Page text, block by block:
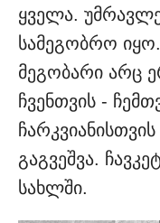
ყველა.
სამეგობრო იყო.
მეგობარი არც
ჩვენთვის -
გაგვეშვა.
სახლში.